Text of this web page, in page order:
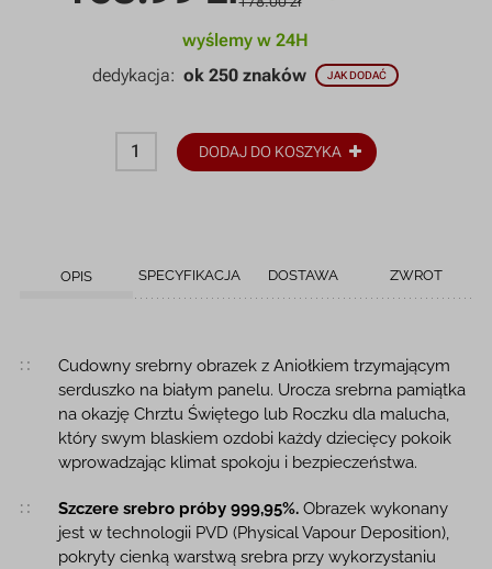
wyślemy w 24H
dedykacja:ok 250 znaków JAK DODAĆ
DODAJ DO KOSZYKA
OPIS SPECYFIKACJA DOSTAWA ZWROT
Opis produktu
Cudowny srebrny obrazek z Aniołkiem trzymającym
serduszko na białym panelu. Urocza srebrna pamiątka
na okazję Chrztu Świętego lub Roczku dla malucha,
który swym blaskiem ozdobi każdy dziecięcy pokoik
wprowadzając klimat spokoju i bezpieczeństwa.
Szczere srebro próby 999,95%.Obrazek wykonany
jest w technologii PVD (Physical Vapour Deposition),
pokryty cienką warstwą srebra przy wykorzystaniu